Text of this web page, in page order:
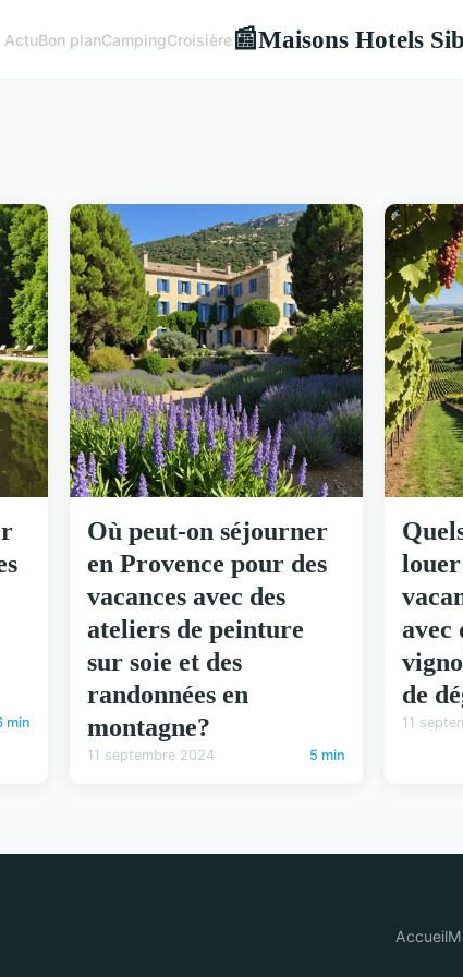
ActuBon planCampingCroisière📰Maisons Hotels
min
Où peut-on séjourner
en Provence pour des
vacances avec des
ateliers de peinture
sur soie et des
randonnées en
montagne?
11 septembre 2024 5 min
louer
avec
de
11
Accueil